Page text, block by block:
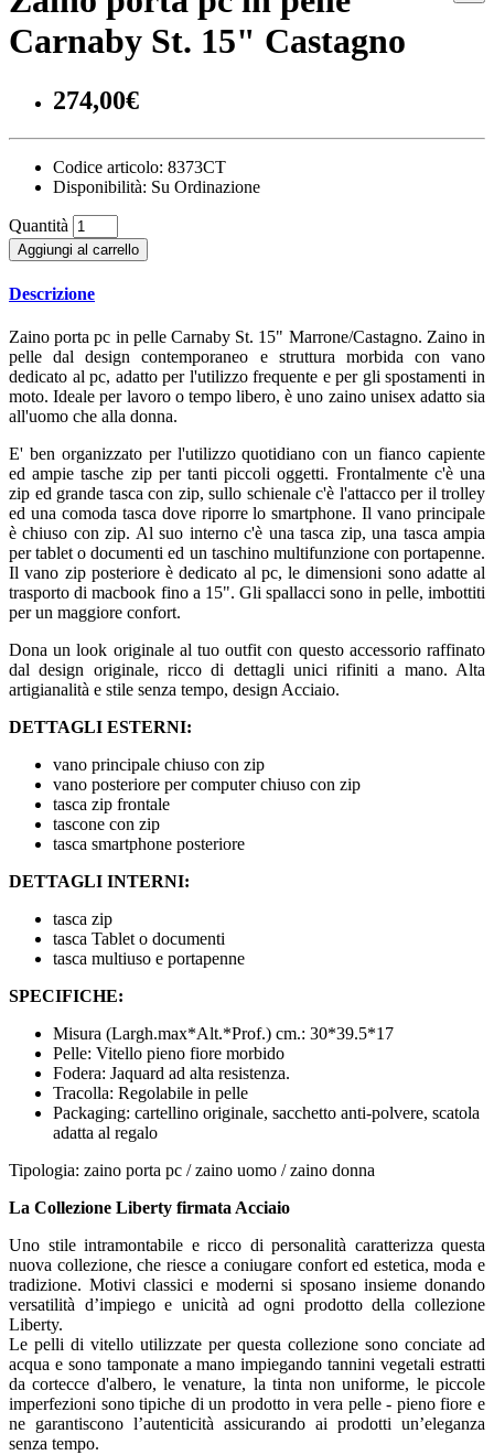
Carnaby St. 15" Castagno
274,00€
Codice articolo: 8373CT
Disponibilità: Su Ordinazione
Quantità
Aggiungi al carrello
Descrizione
Zaino porta pc in pelle Carnaby St. 15" Marrone/Castagno. Zaino in
pelle dal design contemporaneo e struttura morbida con vano
dedicato al pc, adatto per l'utilizzo frequente e per gli spostamenti in
moto. Ideale per lavoro o tempo libero, è uno zaino unisex adatto sia
all'uomo che alla donna.
E' ben organizzato per l'utilizzo quotidiano con un fianco capiente
ed ampie tasche zip per tanti piccoli oggetti. Frontalmente c'è una
zip ed grande tasca con zip, sullo schienale c'è l'attacco per il trolley
ed una comoda tasca dove riporre lo smartphone. Il vano principale
è chiuso con zip. Al suo interno c'è una tasca zip, una tasca ampia
per tablet o documenti ed un taschino multifunzione con portapenne.
Il vano zip posteriore è dedicato al pc, le dimensioni sono adatte al
trasporto di macbook fino a 15". Gli spallacci sono in pelle, imbottiti
per un maggiore confort.
Dona un look originale al tuo outfit con questo accessorio raffinato
dal design originale, ricco di dettagli unici rifiniti a mano. Alta
artigianalità e stile senza tempo, design Acciaio.
DETTAGLI ESTERNI:
vano principale chiuso con zip
vano posteriore per computer chiuso con zip
tasca zip frontale
tascone con zip
tasca smartphone posteriore
DETTAGLI INTERNI:
tasca zip
tasca Tablet o documenti
tasca multiuso e portapenne
SPECIFICHE:
Misura (Largh.max*Alt.*Prof.) cm.: 30*39.5*17
Pelle: Vitello pieno fiore morbido
Fodera: Jaquard ad alta resistenza.
Tracolla: Regolabile in pelle
Packaging: cartellino originale, sacchetto anti-polvere, scatola
adatta al regalo
Tipologia: zaino porta pc / zaino uomo / zaino donna
La Collezione Liberty firmata Acciaio
Uno stile intramontabile e ricco di personalità caratterizza questa
nuova collezione, che riesce a coniugare confort ed estetica, moda e
tradizione. Motivi classici e moderni si sposano insieme donando
versatilità d’impiego e unicità ad ogni prodotto della collezione
Liberty.
Le pelli di vitello utilizzate per questa collezione sono conciate ad
acqua e sono tamponate a mano impiegando tannini vegetali estratti
da cortecce d'albero, le venature, la tinta non uniforme, le piccole
imperfezioni sono tipiche di un prodotto in vera pelle - pieno fiore e
ne garantiscono l’autenticità assicurando ai prodotti un’eleganza
senza tempo.